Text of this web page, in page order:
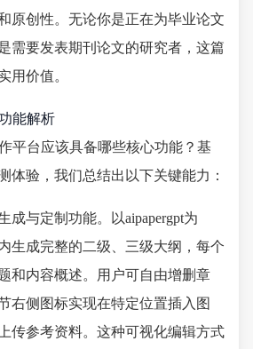
原创性。无论你是正在为毕业论文
需要发表期刊论文的研究者，这篇
用价值。
能解析
平台应该具备哪些核心功能？基
体验，我们总结出以下关键能力：
成与定制功能。以aipapergpt为
生成完整的二级、三级大纲，每个
和内容概述。用户可自由增删章
右侧图标实现在特定位置插入图
传参考资料。这种可视化编辑方式